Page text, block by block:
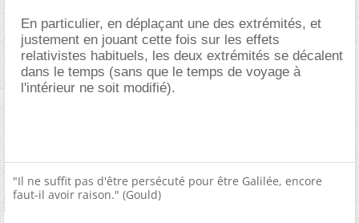
En particulier, en déplaçant une des extrémités, et
justement en jouant cette fois sur les effets
relativistes habituels, les deux extrémités se décalent
dans le temps (sans que le temps de voyage à
l'intérieur ne soit modifié).
"Il ne suffit pas d'être persécuté pour être Galilée, encore
faut-il avoir raison." (Gould)